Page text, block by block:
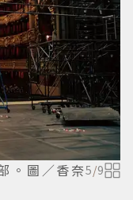
。圖／香奈5/9